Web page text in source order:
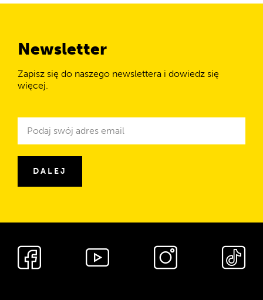
Newsletter
Zapisz się do naszego newslettera i dowiedz się
więcej.
Newsletter
DALEJ
Media
społecznościowe